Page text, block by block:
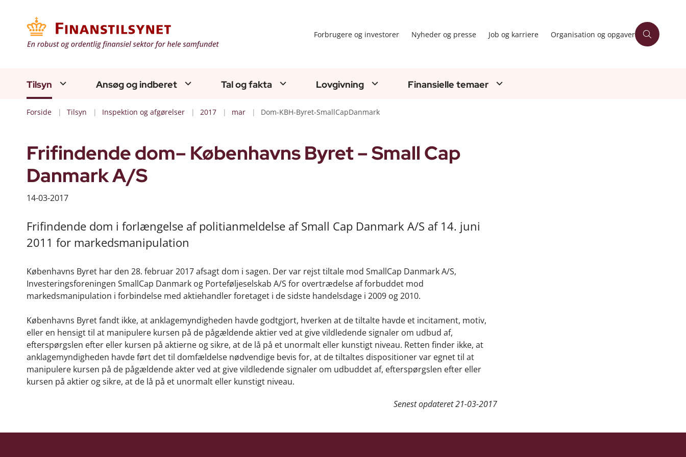
Forbrugere og investorer Nyheder og presse Job og karriere Organisation og opgaver
Tilsyn Ansøg og indberet Tal og fakta Lovgivning Finansielle temaer
Forside Tilsyn Inspektion og afgørelser 2017 mar Dom-KBH-Byret-SmallCapDanmark
Frifindende dom– Københavns Byret – Small Cap
Danmark A/S
14-03-2017
Frifindende dom i forlængelse af politianmeldelse af Small Cap Danmark A/S af 14. juni
2011 for markedsmanipulation
Københavns Byret har den 28. februar 2017 afsagt dom i sagen. Der var rejst tiltale mod SmallCap Danmark A/S,
Investeringsforeningen SmallCap Danmark og Porteføljeselskab A/S for overtrædelse af forbuddet mod
markedsmanipulation i forbindelse med aktiehandler foretaget i de sidste handelsdage i 2009 og 2010.
Københavns Byret fandt ikke, at anklagemyndigheden havde godtgjort, hverken at de tiltalte havde et incitament, motiv,
eller en hensigt til at manipulere kursen på de pågældende aktier ved at give vildledende signaler om udbud af,
efterspørgslen efter eller kursen på aktierne og sikre, at de lå på et unormalt eller kunstigt niveau. Retten finder ikke, at
anklagemyndigheden havde ført det til domfældelse nødvendige bevis for, at de tiltaltes dispositioner var egnet til at
manipulere kursen på de pågældende akter ved at give vildledende signaler om udbuddet af, efterspørgslen efter eller
kursen på aktier og sikre, at de lå på et unormalt eller kunstigt niveau.
Senest opdateret21-03-2017